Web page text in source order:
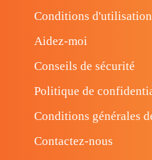
Conditions
Aidez-moi
Conseils de sécurité
Politique de
Conditions générales
Contactez-nous